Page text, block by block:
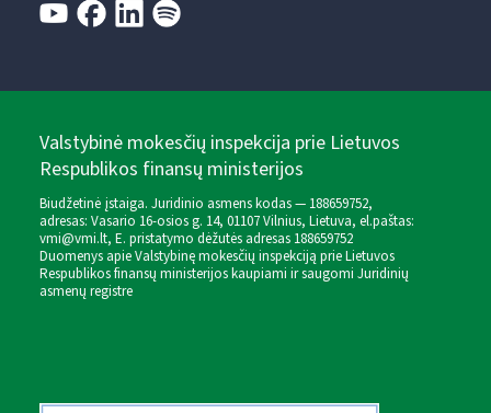
Valstybinė mokesčių inspekcija prie Lietuvos
Respublikos finansų ministerijos
Biudžetinė įstaiga. Juridinio asmens kodas — 188659752,
adresas: Vasario 16-osios g. 14, 01107 Vilnius, Lietuva, el.paštas:
vmi@vmi.lt, E. pristatymo dėžutės adresas 188659752
Duomenys apie Valstybinę mokesčių inspekciją prie Lietuvos
Respublikos finansų ministerijos kaupiami ir saugomi Juridinių
asmenų registre